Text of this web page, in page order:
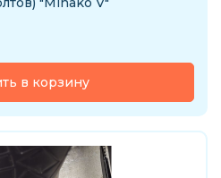
в корзину